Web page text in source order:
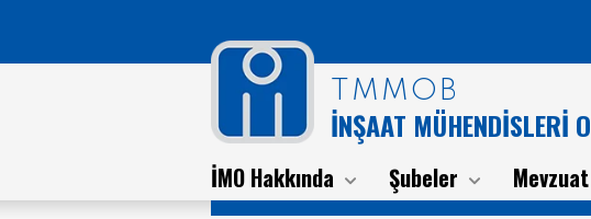
TMMOB
İNŞAAT MÜHENDİSLERİ
İMO Hakkında Şubeler Mevzuat